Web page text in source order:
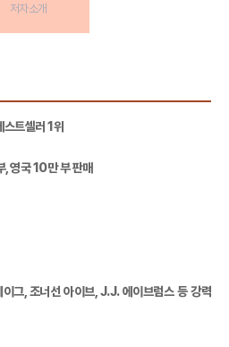
저자소개
스트셀러 1위
영국 10만 부 판매
그, 조너선 아이브, J.J. 에이브럼스 등 강력